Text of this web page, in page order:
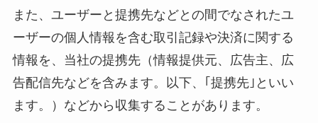
また、ユーザーと提携先などとの間でなされたユ
ーザーの個人情報を含む取引記録や決済に関する
情報を、当社の提携先（情報提供元、広告主、広
告配信先などを含みます。以下、｢提携先｣といい
ます。）などから収集することがあります。